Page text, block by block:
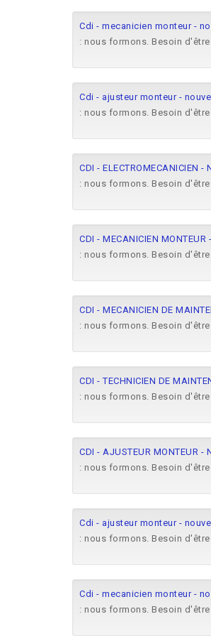
Cdi - mecanicien monteur -
: nous formons. Besoin
Cdi - ajusteur monteur -
: nous formons. Besoin
CDI -
: nous formons. Besoin
CDI - MECANICIEN
: nous formons. Besoin
CDI - MECANICIEN DE
: nous formons. Besoin
CDI - TECHNICIEN DE
: nous formons. Besoin
CDI - AJUSTEUR MONTEUR
: nous formons. Besoin
Cdi - ajusteur monteur -
: nous formons. Besoin
Cdi - mecanicien monteur -
: nous formons. Besoin